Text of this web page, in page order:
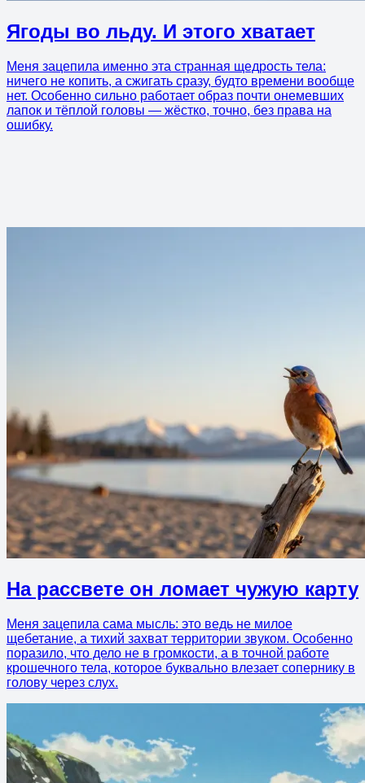
Ягоды во льду. И этого хватает
Меня зацепила именно эта странная щедрость тела:
ничего не копить, а сжигать сразу, будто времени вообще
нет. Особенно сильно работает образ почти онемевших
лапок и тёплой головы — жёстко, точно, без права на
ошибку.
На рассвете он ломает чужую карту
Меня зацепила сама мысль: это ведь не милое
щебетание, а тихий захват территории звуком. Особенно
поразило, что дело не в громкости, а в точной работе
крошечного тела, которое буквально влезает сопернику в
голову через слух.